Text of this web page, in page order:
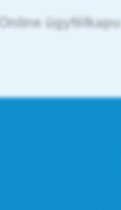
Online ügyfélkapu